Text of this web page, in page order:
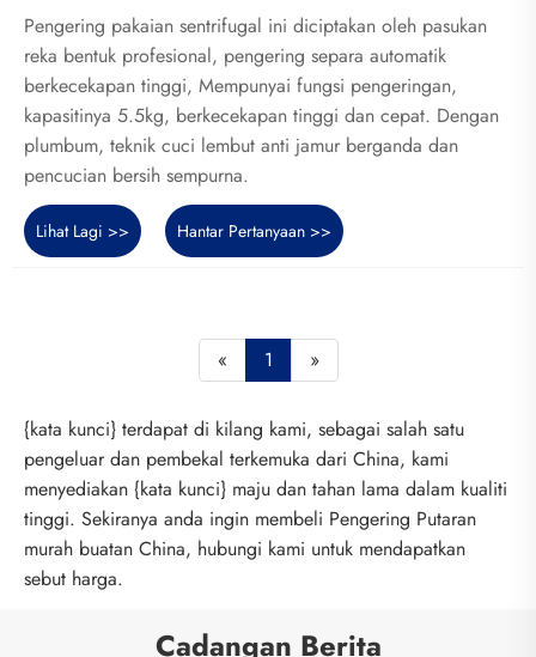
Pengering pakaian sentrifugal ini diciptakan oleh pasukan
reka bentuk profesional, pengering separa automatik
berkecekapan tinggi, Mempunyai fungsi pengeringan,
kapasitinya 5.5kg, berkecekapan tinggi dan cepat. Dengan
plumbum, teknik cuci lembut anti jamur berganda dan
pencucian bersih sempurna.
Lihat Lagi >> Hantar Pertanyaan >>
« 1 »
{kata kunci} terdapat di kilang kami, sebagai salah satu
pengeluar dan pembekal terkemuka dari China, kami
menyediakan {kata kunci} maju dan tahan lama dalam kualiti
tinggi. Sekiranya anda ingin membeli Pengering Putaran
murah buatan China, hubungi kami untuk mendapatkan
sebut harga.
Cadangan Berita